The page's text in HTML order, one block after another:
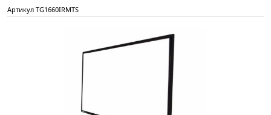
Артикул TG1660IRMTS